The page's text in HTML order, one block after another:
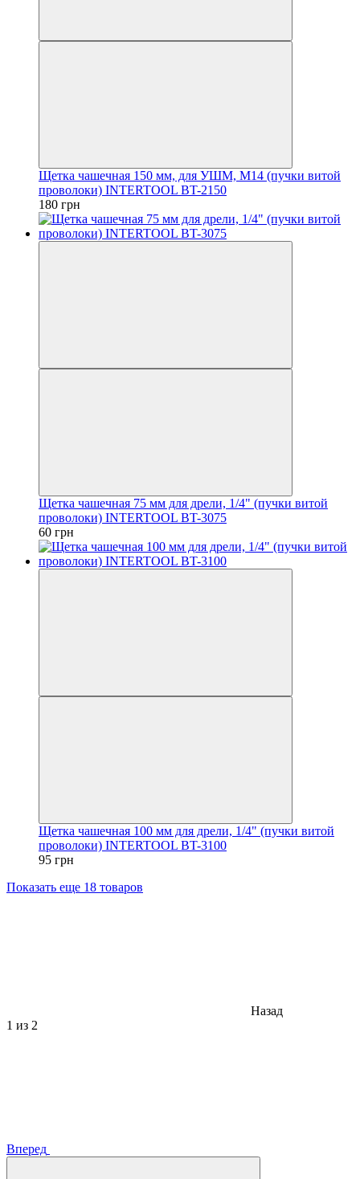
Щетка чашечная 150 мм, для УШМ, М14 (пучки витой
проволоки) INTERTOOL BT-2150
180 грн
Щетка чашечная 75 мм для дрели, 1/4" (пучки витой
проволоки) INTERTOOL BT-3075
60 грн
Щетка чашечная 100 мм для дрели, 1/4" (пучки витой
проволоки) INTERTOOL BT-3100
95 грн
Показать еще 18 товаров
Назад
1 из 2
Вперед